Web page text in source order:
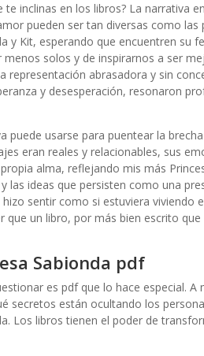
inclinas en los libros? La narrativa
pueden ser tan diversas como las
y Kit, esperando que encuentren su
solos y de inspirarnos a ser
representación abrasadora y sin
y desesperación, resonaron
usarse para puentear la
eran reales y relacionables, sus
alma, reflejando mis más
las ideas que persisten como una
sentir como si estuviera viviendo
un libro, por más bien escrito que
Sabionda pdf
es pdf que lo hace especial. A
secretos están ocultando los
Los libros tienen el poder de